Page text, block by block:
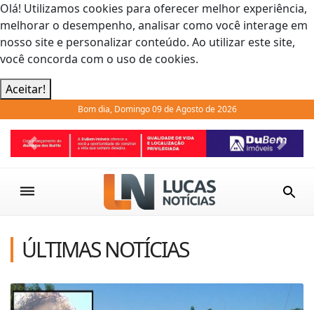
Olá! Utilizamos cookies para oferecer melhor experiência,
melhorar o desempenho, analisar como você interage em
nosso site e personalizar conteúdo. Ao utilizar este site,
você concorda com o uso de cookies.
Aceitar!
Bom dia, Domingo 09 de Agosto de 2026
Previous Next
ÚLTIMAS NOTÍCIAS